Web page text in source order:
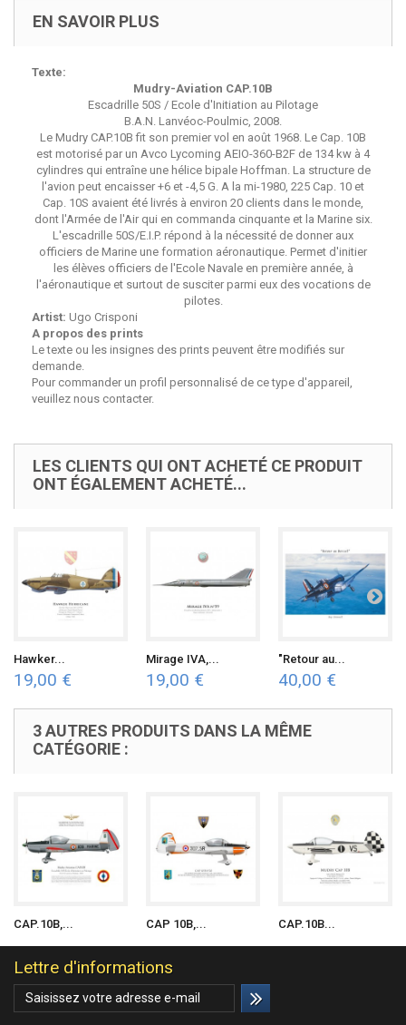
EN SAVOIR PLUS
Texte:
Mudry-Aviation CAP.10B
Escadrille 50S / Ecole d'Initiation au Pilotage
B.A.N. Lanvéoc-Poulmic, 2008.
Le Mudry CAP.10B fit son premier vol en août 1968. Le Cap. 10B
est motorisé par un Avco Lycoming AEIO-360-B2F de 134 kw à 4
cylindres qui entraîne une hélice bipale Hoffman. La structure de
l'avion peut encaisser +6 et -4,5 G. A la mi-1980, 225 Cap. 10 et
Cap. 10S avaient été livrés à environ 20 clients dans le monde,
dont l'Armée de l'Air qui en commanda cinquante et la Marine six.
L'escadrille 50S/E.I.P. répond à la nécessité de donner aux
officiers de Marine une formation aéronautique. Permet d'initier
les élèves officiers de l'Ecole Navale en première année, à
l'aéronautique et surtout de susciter parmi eux des vocations de
pilotes.
Artist: Ugo Crisponi
A propos des prints
Le texte ou les insignes des prints peuvent être modifiés sur
demande.
Pour commander un profil personnalisé de ce type d'appareil,
veuillez nous contacter.
LES CLIENTS QUI ONT ACHETÉ CE PRODUIT
ONT ÉGALEMENT ACHETÉ...
Hawker...
19,00 €
Mirage IVA,...
19,00 €
"Retour au...
40,00 €
3 AUTRES PRODUITS DANS LA MÊME
CATÉGORIE :
CAP.10B,... CAP 10B,... CAP.10B...
Lettre d'informations